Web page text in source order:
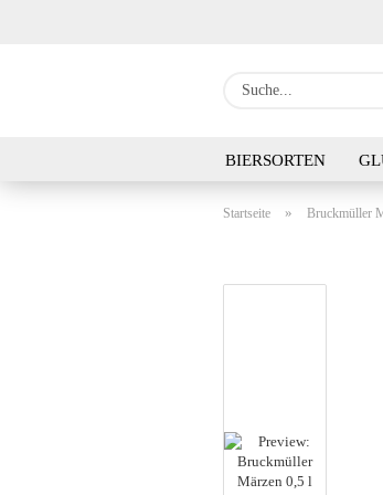
BIERSORTEN
Startseite » Bruckmüller